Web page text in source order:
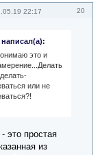
20
22:17
это и
или не
это простая
из